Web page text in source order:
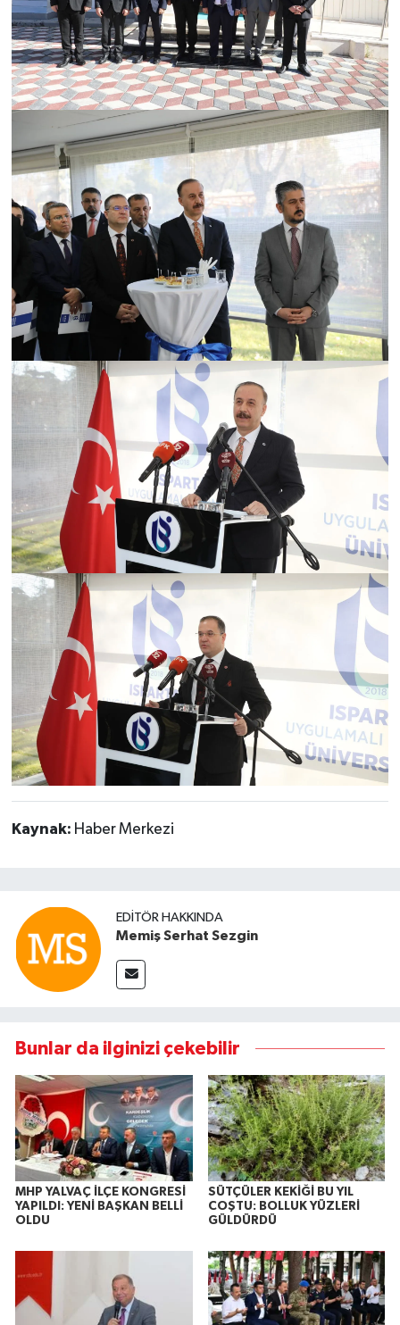
Kaynak: Haber Merkezi
EDITÖR HAKKINDA
Memiş Serhat Sezgin
Bunlar da ilginizi çekebilir
MHP YALVAÇ İLÇE KONGRESİ
YAPILDI: YENİ BAŞKAN BELLİ
OLDU
SÜTÇÜLER KEKİĞİ BU YIL
COŞTU: BOLLUK YÜZLERİ
GÜLDÜRDÜ